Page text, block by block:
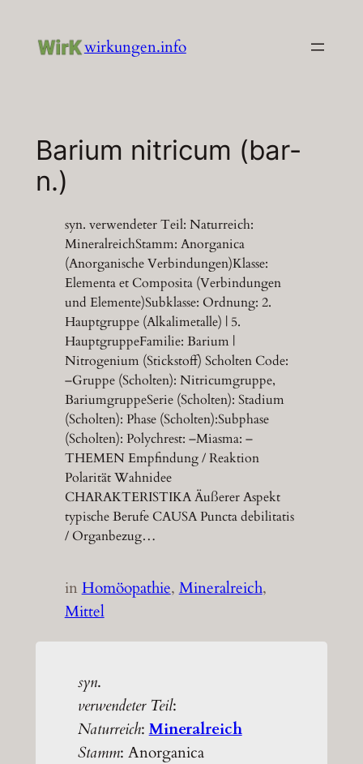
Inhalt
wirkungen.info
Barium nitricum (bar-
n.)
syn. verwendeter Teil: Naturreich:
MineralreichStamm: Anorganica
(Anorganische Verbindungen)Klasse:
Elementa et Composita (Verbindungen
und Elemente)Subklasse: Ordnung: 2.
Hauptgruppe (Alkalimetalle) | 5.
HauptgruppeFamilie: Barium |
Nitrogenium (Stickstoff) Scholten Code:
–Gruppe (Scholten): Nitricumgruppe,
BariumgruppeSerie (Scholten): Stadium
(Scholten): Phase (Scholten):Subphase
(Scholten): Polychrest: –Miasma: –
THEMEN Empfindung / Reaktion
Polarität Wahnidee
CHARAKTERISTIKA Äußerer Aspekt
typische Berufe CAUSA Puncta debilitatis
/ Organbezug…
inHomöopathie, Mineralreich
Mittel
syn.
verwendeter Teil:
Naturreich:Mineralreich
Stamm: Anorganica